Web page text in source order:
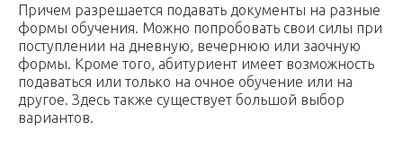
Причем разрешается подавать документы на разные
формы обучения. Можно попробовать свои силы при
поступлении на дневную, вечернюю или заочную
формы. Кроме того, абитуриент имеет возможность
подаваться или только на очное обучение или на
другое. Здесь также существует большой выбор
вариантов.